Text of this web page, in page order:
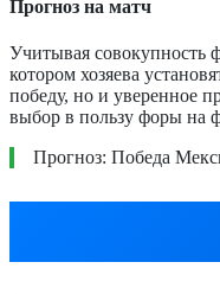
Прогноз на матч
Учитывая совокупность
котором хозяева
победу, но и уверенное
выбор в пользу форы на
Прогноз: Победа